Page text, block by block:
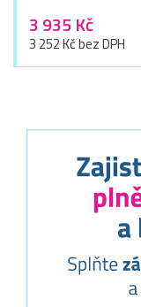
3 935 Kč
3 252 Kč bez DPH